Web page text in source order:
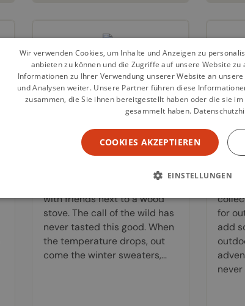
Delicious
Wintertime
Markus
Winter adventures require
with friends next to a wood
stove. The call of the wild has
never tasted this good. When
the temperature drops, out
come the winter sweaters,...
35,00
Fresh
for
add
never
Wir verwenden Cookies, um Inhalte und Anzeigen zu
anbieten zu können und die Zugriffe auf unsere Website
Informationen zu Ihrer Verwendung unserer Website an
und Analysen weiter. Unsere Partner führen diese
zusammen, die Sie ihnen bereitgestellt haben oder die sie
gesammelt haben.
COOKIES AKZEPTIEREN
EINSTELLUNGEN